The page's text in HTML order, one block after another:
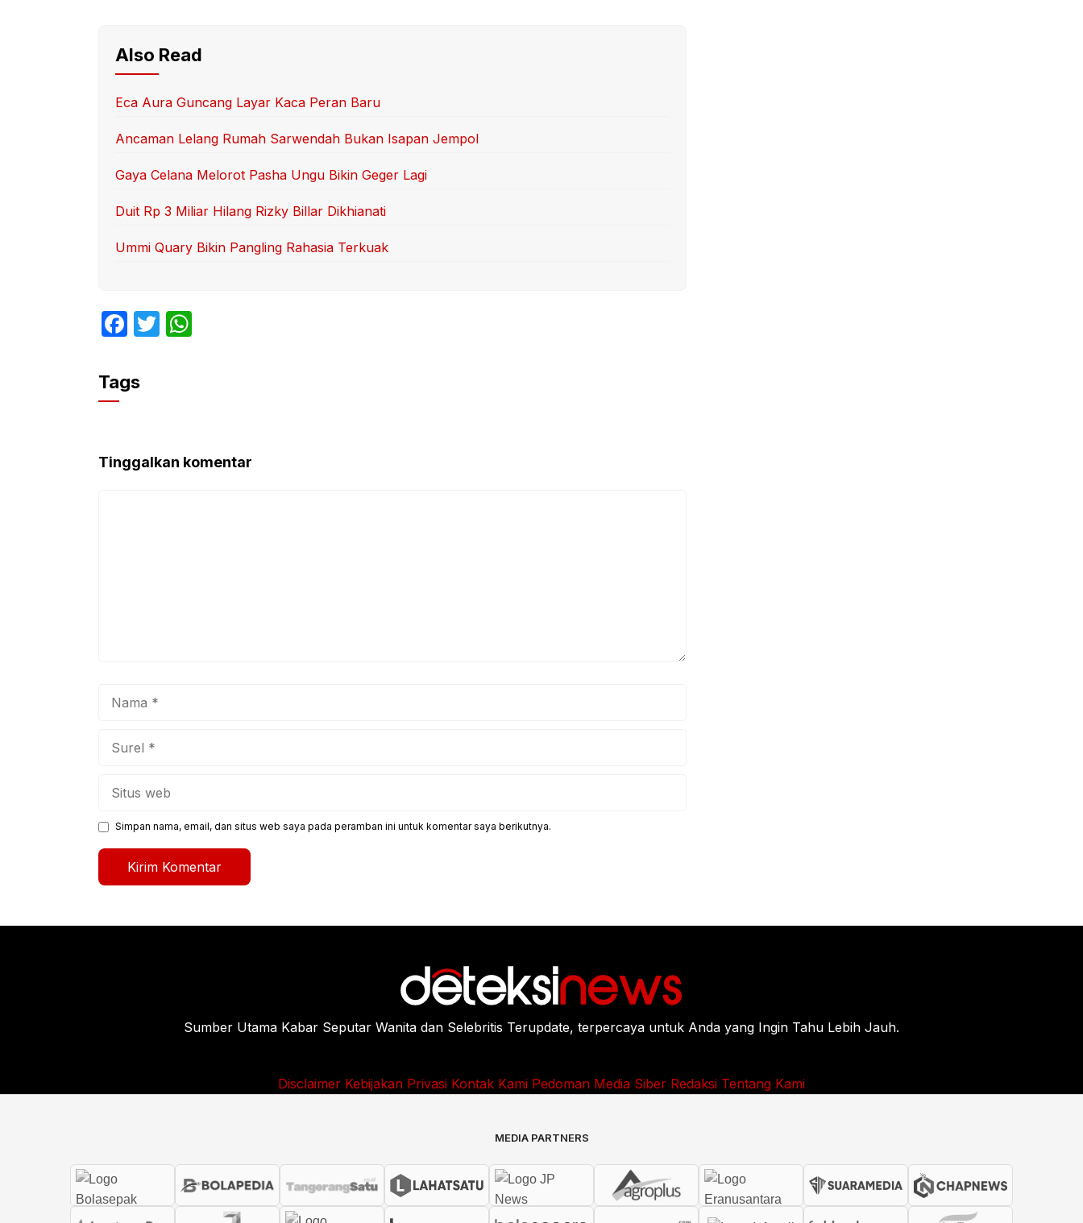
Also Read
Eca Aura Guncang Layar Kaca Peran Baru
Ancaman Lelang Rumah Sarwendah Bukan Isapan Jempol
Gaya Celana Melorot Pasha Ungu Bikin Geger Lagi
Duit Rp 3 Miliar Hilang Rizky Billar Dikhianati
Ummi Quary Bikin Pangling Rahasia Terkuak
F
c
e
o
o
T
p
Tags
Tinggalkan komentar
Simpan nama, email, dan situs web saya pada peramban ini untuk komentar saya berikutnya.
Sumber Utama Kabar Seputar Wanita dan Selebritis Terupdate, terpercaya untuk Anda yang Ingin Tahu Lebih Jauh.
Disclaimer Kebijakan Privasi Kontak Kami Pedoman Media Siber Redaksi Tentang Kami
MEDIA PARTNERS